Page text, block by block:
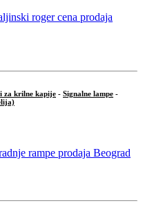
za krilne kapije - Signalne lampe -